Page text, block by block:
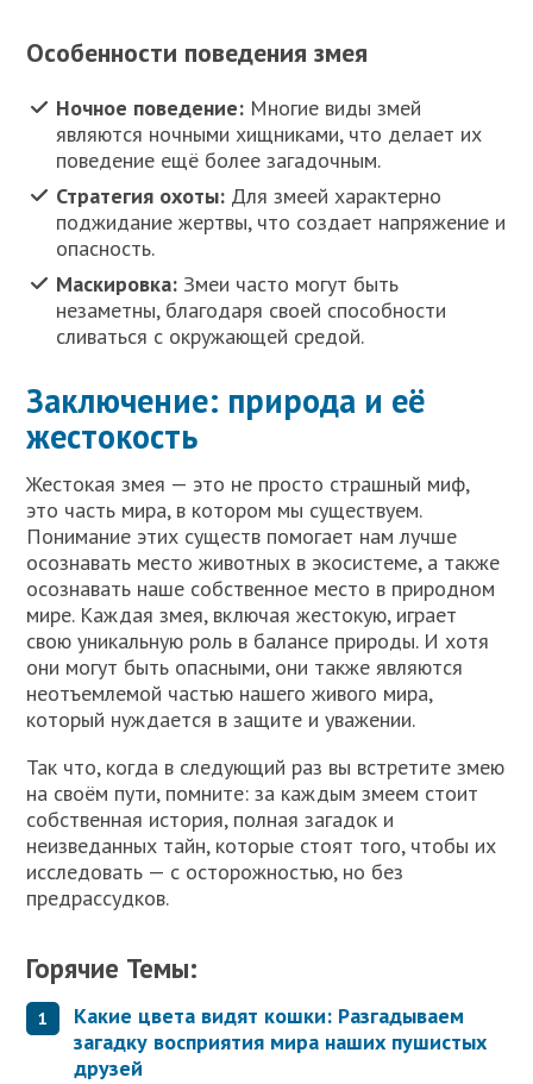
Особенности поведения змея
Ночное поведение: Многие виды змей
являются ночными хищниками, что делает их
поведение ещё более загадочным.
Стратегия охоты: Для змеей характерно
поджидание жертвы, что создает напряжение и
опасность.
Маскировка: Змеи часто могут быть
незаметны, благодаря своей способности
сливаться с окружающей средой.
Заключение: природа и её
жестокость
Жестокая змея — это не просто страшный миф,
это часть мира, в котором мы существуем.
Понимание этих существ помогает нам лучше
осознавать место животных в экосистеме, а также
осознавать наше собственное место в природном
мире. Каждая змея, включая жестокую, играет
свою уникальную роль в балансе природы. И хотя
они могут быть опасными, они также являются
неотъемлемой частью нашего живого мира,
который нуждается в защите и уважении.
Так что, когда в следующий раз вы встретите змею
на своём пути, помните: за каждым змеем стоит
собственная история, полная загадок и
неизведанных тайн, которые стоят того, чтобы их
исследовать — с осторожностью, но без
предрассудков.
Горячие Темы:
Какие цвета видят кошки: Разгадываем
загадку восприятия мира наших пушистых
друзей